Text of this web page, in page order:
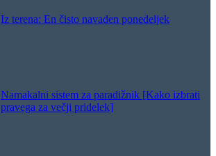
Iz terena: En čisto navaden ponedeljek
Namakalni sistem za paradižnik [Kako izbrati
pravega za večji pridelek]